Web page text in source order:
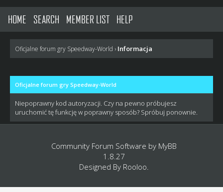
HOME SEARCH MEMBER LIST HELP
Oficjalne forum gry Speedway-World › Informacja
Oficjalne forum gry Speedway-World
Niepoprawny kod autoryzacji. Czy na pewno próbujesz
uruchomić tę funkcję w poprawny sposób? Spróbuj ponownie.
Community Forum Software by MyBB
1.8.27
Designed By Rooloo.